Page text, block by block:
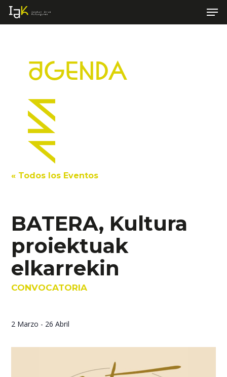
Skip
AGENDA
« Todos los Eventos
BATERA, Kultura
proiektuak
elkarrekin
CONVOCATORIA
2 Marzo - 26 Abril